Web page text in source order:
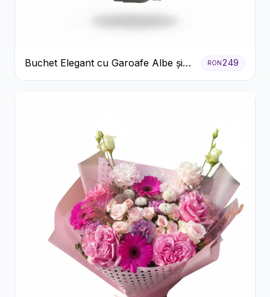
Buchet Elegant cu Garoafe Albe și
Eucalipt
RON249